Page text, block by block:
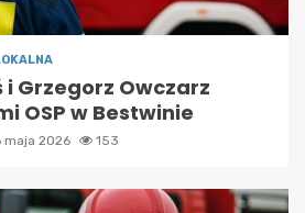
i Grzegorz Owczarz
OSP w Bestwinie
maja 2026 153